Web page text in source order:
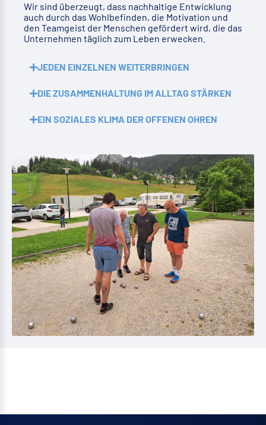
Wir sind überzeugt, dass nachhaltige Entwicklung
auch durch das Wohlbefinden, die Motivation und
den Teamgeist der Menschen gefördert wird, die das
Unternehmen täglich zum Leben erwecken.
JEDEN EINZELNEN WEITERBRINGEN
DIE ZUSAMMENHALTUNG IM ALLTAG STÄRKEN
EIN SOZIALES KLIMA DER OFFENEN OHREN